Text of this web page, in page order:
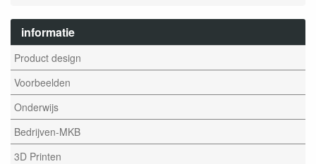
informatie
Product design
Voorbeelden
Onderwijs
Bedrijven-MKB
3D Printen